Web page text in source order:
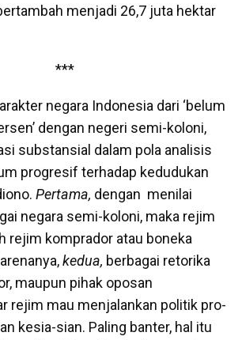
menjadi 26,7 juta hektar
***
negara Indonesia dari ‘belum
dengan negeri semi-koloni,
substansial dalam pola analisis
progresif terhadap kedudukan
Pertama, dengan menilai
negara semi-koloni, maka rejim
rejim komprador atau boneka
kedua, berbagai retorika
maupun pihak oposan
rejim mau menjalankan politik pro-
kesia-sian. Paling banter, hal itu